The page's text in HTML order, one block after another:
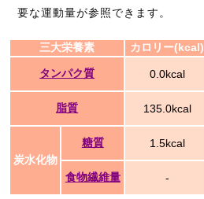
要な運動量が参照できます。
三大栄養素 カロリー(kcal)
タンパク質 0.0kcal
脂質 135.0kcal
炭水化物
糖質 1.5kcal
食物繊維量 -